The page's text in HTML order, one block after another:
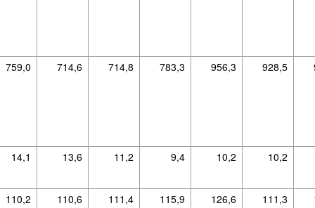
759,0 714,6 714,8 783,3 956,3 928,5
14,1 13,6 11,2 9,4 10,2 10,2
110,2 110,6 111,4 115,9 126,6 111,3